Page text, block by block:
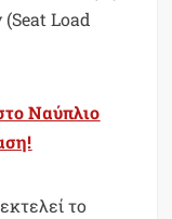
Load
Ναύπλιο
το